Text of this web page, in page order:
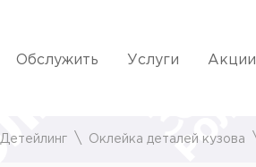
Обслужить Услуги Акции
Детейлинг Оклейка деталей кузова